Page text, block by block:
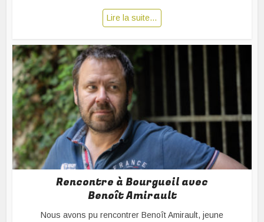
Lire la suite…
Rencontre à Bourgueil avec
Benoît Amirault
Nous avons pu rencontrer Benoît Amirault, jeune